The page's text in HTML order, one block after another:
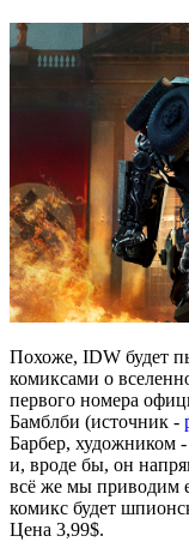
Похоже, IDW будет
комиксами о
первого номера
Бамблби (источник -
Барбер, художником
и, вроде бы, он
всё же мы приводим
комикс будет
Цена 3,99$.